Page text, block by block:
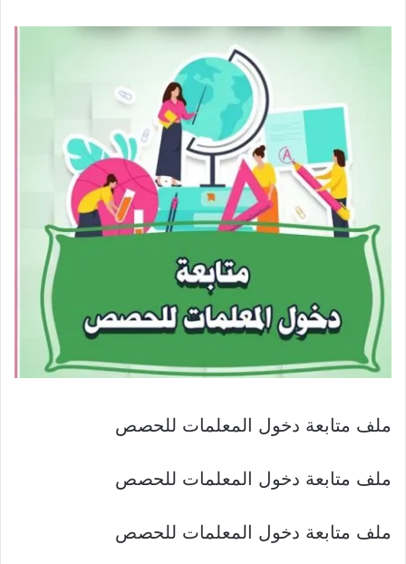
ملف متابعة دخول المعلمات للحصص
ملف متابعة دخول المعلمات للحصص
ملف متابعة دخول المعلمات للحصص